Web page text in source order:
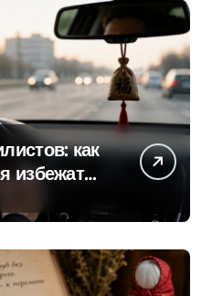
как
избежать